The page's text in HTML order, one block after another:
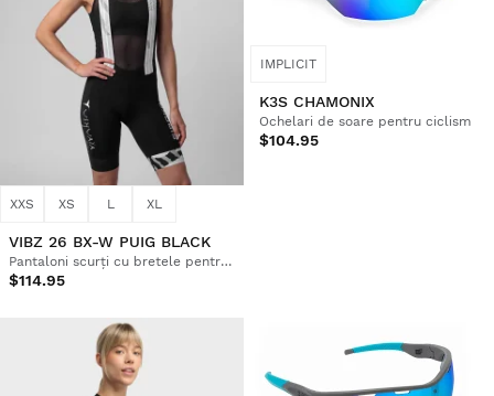
XXS XS L XL
VIBZ 26 BX-W PUIG BLACK
Pantaloni scurți cu bretele pentru ciclism Vuelta a Ibiza MTB x Siroko pentru femei
$114.95
IMPLICIT
K3S CHAMONIX
Ochelari de soare pentru ciclism
$104.95